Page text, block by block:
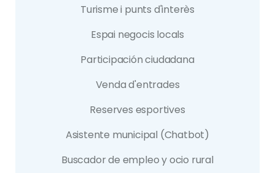
Turisme i punts d'interès
Espai negocis locals
Participación ciudadana
Venda d'entrades
Reserves esportives
Asistente municipal (Chatbot)
Buscador de empleo y ocio rural